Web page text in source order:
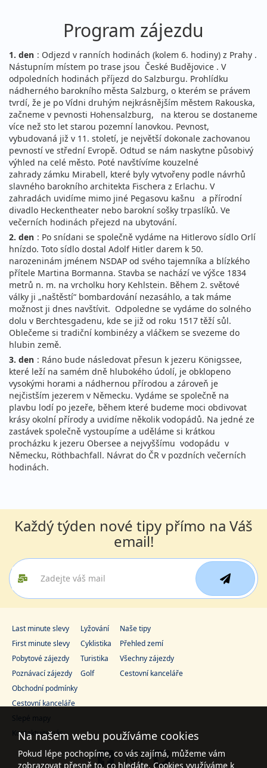
Program zájezdu
1. den : Odjezd v ranních hodinách (kolem 6. hodiny) z Prahy .
Nástupním místem po trase jsou České Budějovice . V
odpoledních hodinách příjezd do Salzburgu. Prohlídku
nádherného barokního města Salzburg, o kterém se právem
tvrdí, že je po Vídni druhým nejkrásnějším městem Rakouska,
začneme v pevnosti Hohensalzburg, na kterou se dostaneme
více než sto let starou pozemní lanovkou. Pevnost,
vybudovaná již v 11. století, je největší dokonale zachovanou
pevností ve střední Evropě. Odtud se nám naskytne působivý
výhled na celé město. Poté navštívíme kouzelné
zahrady zámku Mirabell, které byly vytvořeny podle návrhů
slavného barokního architekta Fischera z Erlachu. V
zahradách uvidíme mimo jiné Pegasovu kašnu a přírodní
divadlo Heckentheater nebo barokní sošky trpaslíků. Ve
večerních hodinách přejezd na ubytování.
2. den : Po snídani se společně vydáme na Hitlerovo sídlo Orlí
hnízdo. Toto sídlo dostal Adolf Hitler darem k 50.
narozeninám jménem NSDAP od svého tajemníka a blízkého
přítele Martina Bormanna. Stavba se nachází ve výšce 1834
metrů n. m. na vrcholku hory Kehlstein. Během 2. světové
války ji „naštěstí“ bombardování nezasáhlo, a tak máme
možnost ji dnes navštívit. Odpoledne se vydáme do solného
dolu v Berchtesgadenu, kde se již od roku 1517 těží sůl.
Oblečeme si tradiční kombinézy a vláčkem se svezeme do
hlubin země.
3. den : Ráno bude následovat přesun k jezeru Königssee,
které leží na samém dně hlubokého údolí, je obklopeno
vysokými horami a nádhernou přírodou a zároveň je
nejčistším jezerem v Německu. Vydáme se společně na
plavbu lodí po jezeře, během které budeme moci obdivovat
krásy okolní přírody a uvidíme několik vodopádů. Na jedné ze
zastávek společně vystoupíme a uděláme si krátkou
procházku k jezeru Obersee a nejvyššímu vodopádu v
Německu, Röthbachfall. Návrat do ČR v pozdních večerních
hodinách.
Každý týden nové tipy přímo na Váš
email!
Last minute slevy
First minute slevy
Pobytové zájezdy
Poznávací zájezdy
Lyžování
Cyklistika
Turistika
Golf
Naše tipy
Přehled zemí
Všechny zájezdy
Cestovní kanceláře
Obchodní podmínky
Cestovní kanceláře
Slepé mapy
Kontaktujte nás
Na našem webu používáme cookies
Pokud lépe pochopíme, co vás zajímá, můžeme vám
zobrazovat přesně to, co hledáte. Cookies využíváme k